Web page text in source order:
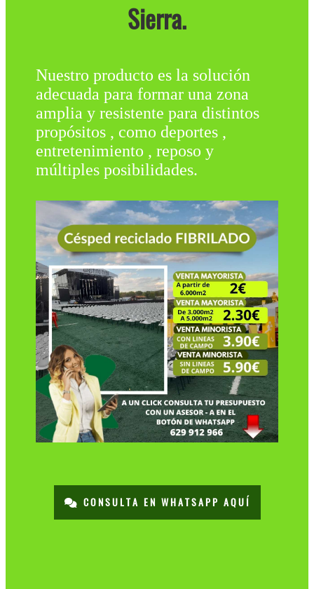
Sierra.
Nuestro producto es la solución
adecuada para formar una zona
amplia y resistente para distintos
propósitos , como deportes ,
entretenimiento , reposo y
múltiples posibilidades.
CONSULTA EN WHATSAPP AQUÍ